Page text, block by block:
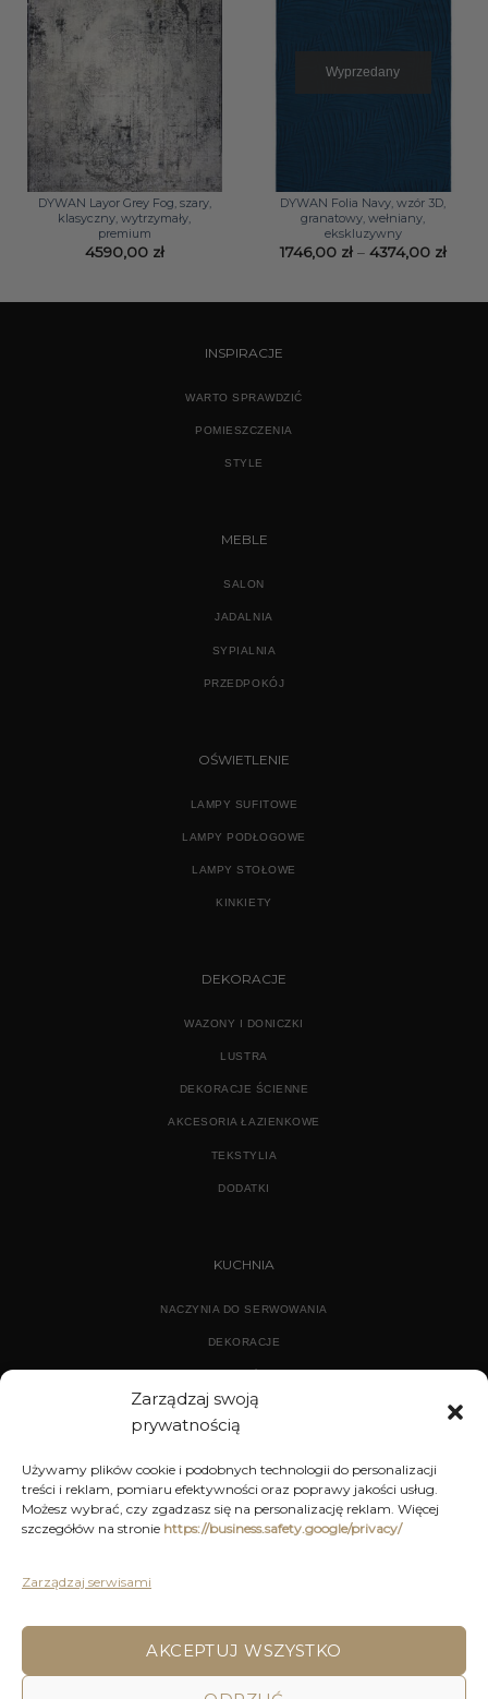
Zarządzaj swoją
prywatnością
Używamy plików cookie i podobnych technologii do personalizacji
treści i reklam, pomiaru efektywności oraz poprawy jakości usług.
Możesz wybrać, czy zgadzasz się na personalizację reklam. Więcej
szczegółów na stronie https://business.safety.google/privacy/
Zarządzaj serwisami
AKCEPTUJ WSZYSTKO
DYWAN Layor Grey Fog, szary,
klasyczny, wytrzymały,
premium
4590,00 zł
Wyprzedany
DYWAN Folia Navy, wzór 3D,
granatowy, wełniany,
ekskluzywny
1746,00 zł – 4374,00 zł
do
INSPIRACJE
WARTO SPRAWDZIĆ
POMIESZCZENIA
STYLE
MEBLE
SALON
JADALNIA
SYPIALNIA
PRZEDPOKÓJ
OŚWIETLENIE
LAMPY SUFITOWE
LAMPY PODŁOGOWE
LAMPY STOŁOWE
KINKIETY
DEKORACJE
WAZONY I DONICZKI
LUSTRA
DEKORACJE ŚCIENNE
AKCESORIA ŁAZIENKOWE
TEKSTYLIA
DODATKI
KUCHNIA
NACZYNIA DO SERWOWANIA
DEKORACJE
DEKORACJE
KUCHNIA